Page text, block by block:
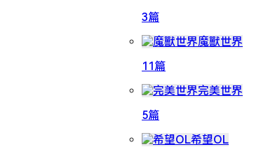
3篇
魔獸世界
11篇
完美世界
5篇
希望OL